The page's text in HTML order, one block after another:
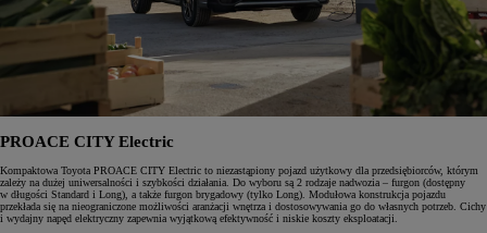
PROACE CITY Electric
Kompaktowa Toyota PROACE CITY Electric to niezastąpiony pojazd użytkowy dla przedsiębiorców, którym
zależy na dużej uniwersalności i szybkości działania. Do wyboru są 2 rodzaje nadwozia – furgon (dostępny
w długości Standard i Long), a także furgon brygadowy (tylko Long). Modułowa konstrukcja pojazdu
przekłada się na nieograniczone możliwości aranżacji wnętrza i dostosowywania go do własnych potrzeb. Cichy
i wydajny napęd elektryczny zapewnia wyjątkową efektywność i niskie koszty eksploatacji.